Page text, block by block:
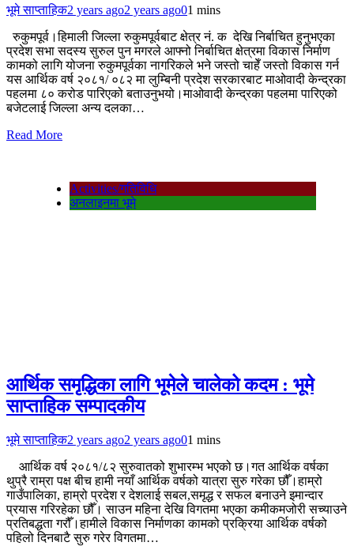
भूमे साप्ताहिक2 years ago2 years ago01 mins
रुकुमपूर्व।हिमाली जिल्ला रुकुमपूर्वबाट क्षेत्र नं. क देखि निर्बाचित हुनुभएका
प्रदेश सभा सदस्य सुरुल पुन मगरले आफ्नो निर्बाचित क्षेत्रमा विकास निर्माण
कामको लागि योजना रुकुमपूर्वका नागरिकले भने जस्तो चाहेँ जस्तो विकास गर्न
यस आर्थिक वर्ष २०८१/ ०८२ मा लुम्बिनी प्रदेश सरकारबाट माओवादी केन्द्रका
पहलमा ८० करोड पारिएको बताउनुभयो।माओवादी केन्द्रका पहलमा पारिएको
बजेटलाई जिल्ला अन्य दलका…
Read More
Activities/गतिविधि
अनलाइनमा भूमे
आर्थिक समृद्धिका लागि भूमेले चालेको कदम : भूमे
साप्ताहिक सम्पादकीय
भूमे साप्ताहिक2 years ago2 years ago01 mins
आर्थिक वर्ष २०८१/८२ सुरुवातको शुभारम्भ भएको छ।गत आर्थिक वर्षका
थुप्रै राम्रा पक्ष बीच हामी नयाँ आर्थिक वर्षको यात्रा सुरु गरेका छौँ।हाम्रो
गाउँपालिका, हाम्रो प्रदेश र देशलाई सबल,समृद्ध र सफल बनाउने इमान्दार
प्रयास गरिरहेका छौँ। साउन महिना देखि विगतमा भएका कमीकमजोरी सच्याउने
प्रतिबद्धता गरौँ।हामीले विकास निर्माणका कामको प्रक्रिया आर्थिक वर्षको
पहिलो दिनबाटै सुरु गरेर विगतमा…